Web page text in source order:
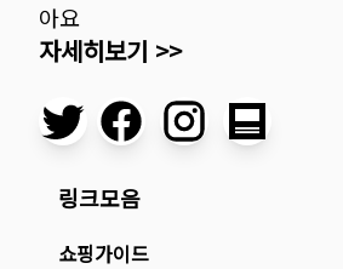
아요
자세히보기 >>
링크모음
쇼핑가이드